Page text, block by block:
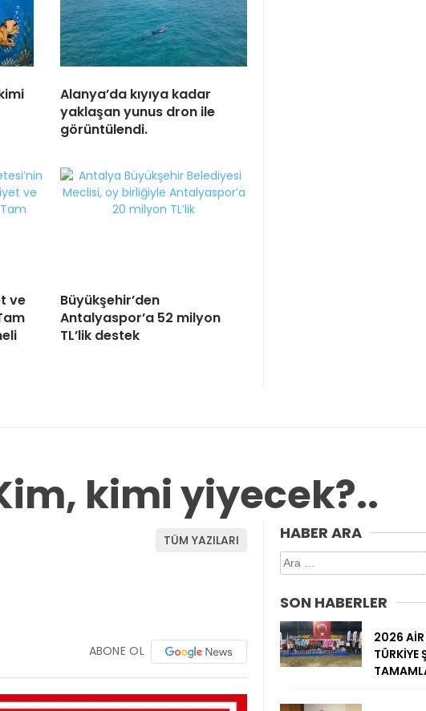
Alanya’da kıyıya kadar
yaklaşan yunus dron ile
görüntülendi.
ve
Büyükşehir’den
Antalyaspor’a 52 milyon
TL’lik destek
kimi yiyecek?..
TÜM YAZILARI
ABONE OL
HABER ARA
Arama:
SON HABERLER
2026
TÜRKİYE